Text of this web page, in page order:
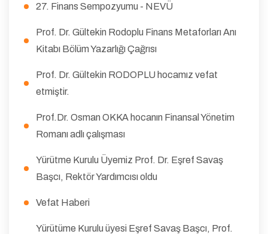
27. Finans Sempozyumu - NEVÜ
Prof. Dr. Gültekin Rodoplu Finans Metaforları Anı
Kitabı Bölüm Yazarlığı Çağrısı
Prof. Dr. Gültekin RODOPLU hocamız vefat
etmiştir.
Prof.Dr. Osman OKKA hocanın Finansal Yönetim
Romanı adlı çalışması
Yürütme Kurulu Üyemiz Prof. Dr. Eşref Savaş
Başcı, Rektör Yardımcısı oldu
Vefat Haberi
Yürütüme Kurulu üyesi Eşref Savaş Başcı, Prof.